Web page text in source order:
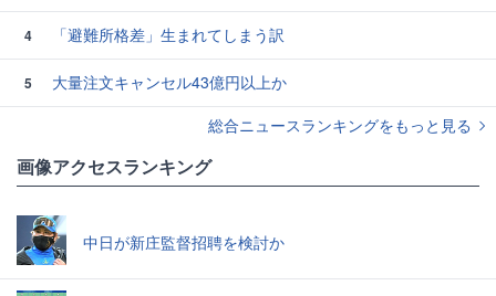
4 「避難所格差」生まれてしまう訳
5
大量注文キャンセル43億円以上か
総合ニュースランキングをもっと見る
画像アクセスランキング
中日が新庄監督招聘を検討か